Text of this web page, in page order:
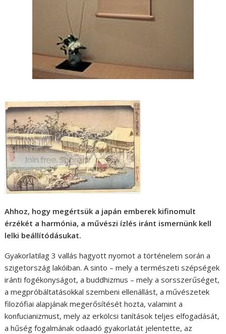
Ahhoz, hogy megértsük a japán emberek kifinomult
érzékét a harmónia, a művészi ízlés iránt ismernünk kell
lelki beállítódásukat.
Gyakorlatilag 3 vallás hagyott nyomot a történelem során a
szigetország lakóiban. A sinto – mely a természeti szépségek
iránti fogékonyságot, a buddhizmus – mely a sorsszerűséget,
a megpróbáltatásokkal szembeni ellenállást, a művészetek
filozófiai alapjának megerősítését hozta, valamint a
konfucianizmust, mely az erkölcsi tanítások teljes elfogadását,
a hűség fogalmának odaadó gyakorlatát jelentette, az